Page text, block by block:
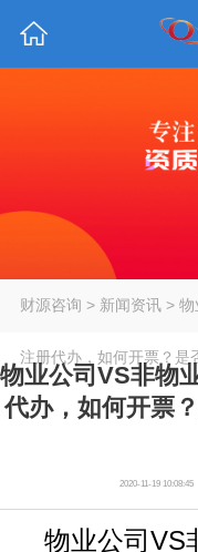
财源咨询 > 新闻资讯> 物
注册代办，如何开票？是
物业公司VS非物
代办，如何开票
2020-11-19 10:08:45
物业公司VS